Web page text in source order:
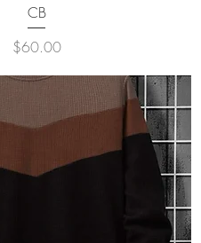
クイックビュー
CB
価格
$60.00